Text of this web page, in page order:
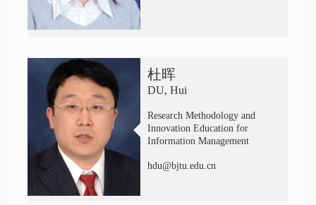
杜晖
DU, Hui
Research Methodology and
Innovation Education for
Information Management
hdu@bjtu.edu.cn